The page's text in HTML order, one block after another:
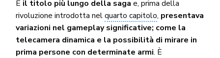
È il titolo più lungo della saga e, prima della
rivoluzione introdotta nelquarto capitolo, presentava
variazioni nel gameplay significative; come la
telecamera dinamica e la possibilità di mirare in
prima persone con determinate armi. È